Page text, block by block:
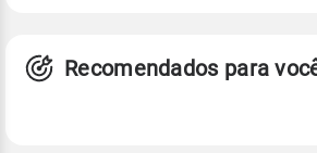
Recomendados para